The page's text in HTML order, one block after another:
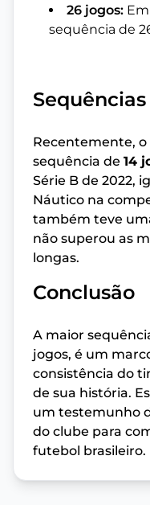
26 jogos:
sequência de
Recentemente, o
sequência de 14
Série B de 2022,
Náutico na
também teve
não superou as
longas.
Conclusão
A maior
jogos, é um
consistência do
de sua história.
um testemunho
do clube para
futebol brasileiro.